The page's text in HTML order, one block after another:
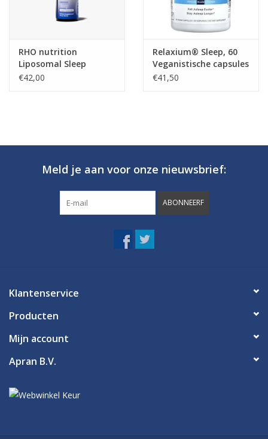
RHO nutrition
Liposomal Sleep
Formula, 30 ml
€42,00
Relaxium® Sleep, 60
Veganistische capsules
€41,50
Meld je aan voor onze nieuwsbrief:
ABONNEERF
Klantenservice
Producten
Mijn account
Apran B.V.